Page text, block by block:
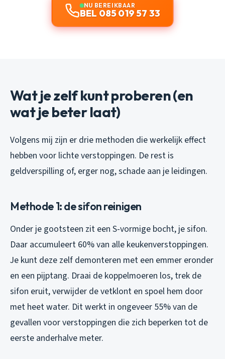
NU BEREIKBAAR
BEL 085 019 57 33
Wat je zelf kunt proberen (en
wat je beter laat)
Volgens mij zijn er drie methoden die werkelijk effect
hebben voor lichte verstoppingen. De rest is
geldverspilling of, erger nog, schade aan je leidingen.
Methode 1: de sifon reinigen
Onder je gootsteen zit een S-vormige bocht, je sifon.
Daar accumuleert 60% van alle keukenverstoppingen.
Je kunt deze zelf demonteren met een emmer eronder
en een pijptang. Draai de koppelmoeren los, trek de
sifon eruit, verwijder de vetklont en spoel hem door
met heet water. Dit werkt in ongeveer 55% van de
gevallen voor verstoppingen die zich beperken tot de
eerste anderhalve meter.